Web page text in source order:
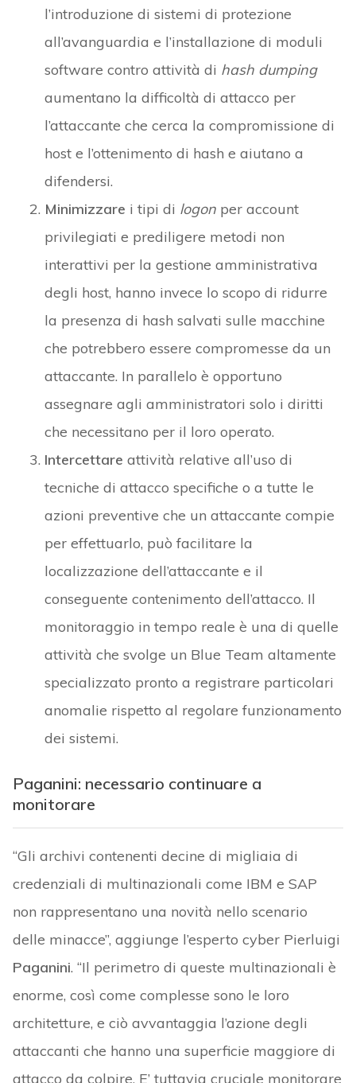
l’introduzione di sistemi di protezione
all’avanguardia e l’installazione di moduli
software contro attività di hash dumping
aumentano la difficoltà di attacco per
l’attaccante che cerca la compromissione di
host e l’ottenimento di hash e aiutano a
difendersi.
Minimizzare i tipi di logonper account
privilegiati e prediligere metodi non
interattivi per la gestione amministrativa
degli host, hanno invece lo scopo di ridurre
la presenza di hash salvati sulle macchine
che potrebbero essere compromesse da un
attaccante. In parallelo è opportuno
assegnare agli amministratori solo i diritti
che necessitano per il loro operato.
Intercettare attività relative all’uso di
tecniche di attacco specifiche o a tutte le
azioni preventive che un attaccante compie
per effettuarlo, può facilitare la
localizzazione dell’attaccante e il
conseguente contenimento dell’attacco. Il
monitoraggio in tempo reale è una di quelle
attività che svolge un Blue Team altamente
specializzato pronto a registrare particolari
anomalie rispetto al regolare funzionamento
dei sistemi.
Paganini: necessario continuare a
monitorare
“Gli archivi contenenti decine di migliaia di
credenziali di multinazionali come IBM e SAP
non rappresentano una novità nello scenario
delle minacce”, aggiunge l’esperto cyber Pierluigi
Paganini. “Il perimetro di queste multinazionali è
enorme, così come complesse sono le loro
architetture, e ciò avvantaggia l’azione degli
attaccanti che hanno una superficie maggiore di
attacco da colpire. E’ tuttavia cruciale monitorare